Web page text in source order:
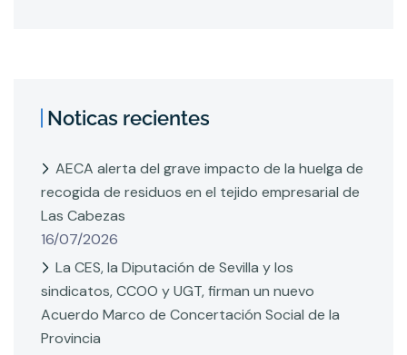
Noticas recientes
AECA alerta del grave impacto de la huelga de
recogida de residuos en el tejido empresarial de
Las Cabezas
16/07/2026
La CES, la Diputación de Sevilla y los
sindicatos, CCOO y UGT, firman un nuevo
Acuerdo Marco de Concertación Social de la
Provincia